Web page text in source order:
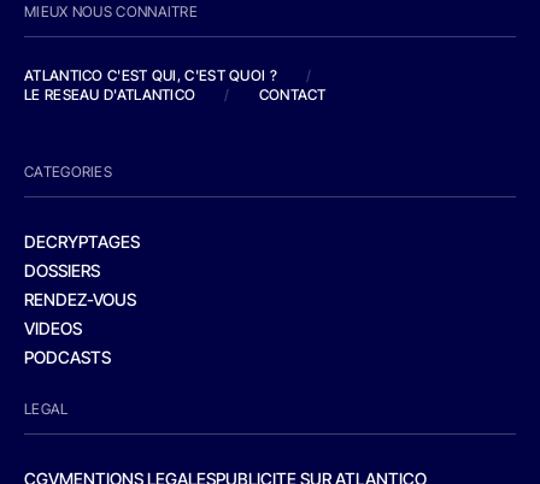
MIEUX NOUS CONNAITRE
ATLANTICO C'EST QUI, C'EST QUOI ?
/
LE RESEAU D'ATLANTICO
/ CONTACT
CATEGORIES
DECRYPTAGES
DOSSIERS
RENDEZ-VOUS
VIDEOS
PODCASTS
LEGAL
CGVMENTIONS LEGALESPUBLICITE SUR ATLANTICO